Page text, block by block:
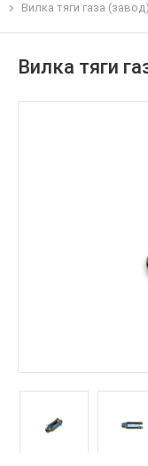
Вилка тяги газа
Вилка тяги